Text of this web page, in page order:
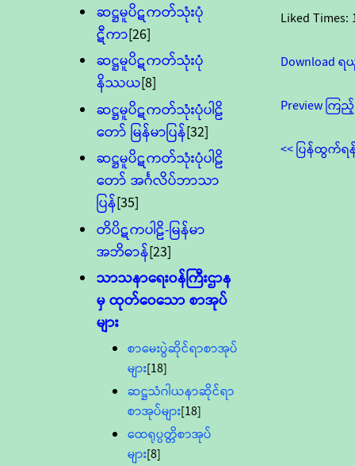
ဆဋ္ဌမူပိဋကတ်သုံးပုံ
ဋီကာ[26]
ဆဋ္ဌမူပိဋကတ်သုံးပုံ
နိဿယ[8]
ဆဋ္ဌမူပိဋကတ်သုံးပုံပါဠိ
တော် မြန်မာပြန်[32]
ဆဋ္ဌမူပိဋကတ်သုံးပုံပါဠိ
တော် အင်္ဂလိပ်ဘာသာ
ပြန်[35]
တိပိဋကပါဠိ-မြန်မာ
အဘိဓာန်[23]
သာသနာရေး၀န်ကြီးဌာန
မှ ထုတ်ဝေသော စာအုပ်
များ
စာမေးပွဲဆိုင်ရာစာအုပ်
များ[18]
ဆဋ္ဌသံဂါယနာဆိုင်ရာ
စာအုပ်များ[18]
ထေရုပ္ပတ္တိစာအုပ်
များ[8]
Liked Times:
Download
Preview ကြ
<< ပြန်ထွက်ရ